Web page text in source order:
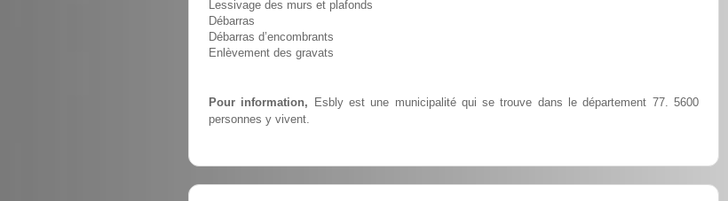
Lessivage des murs et plafonds
Débarras
Débarras d’encombrants
Enlèvement des gravats
Pour information, Esbly est une municipalité qui se trouve dans le département 77. 5600
personnes y vivent.